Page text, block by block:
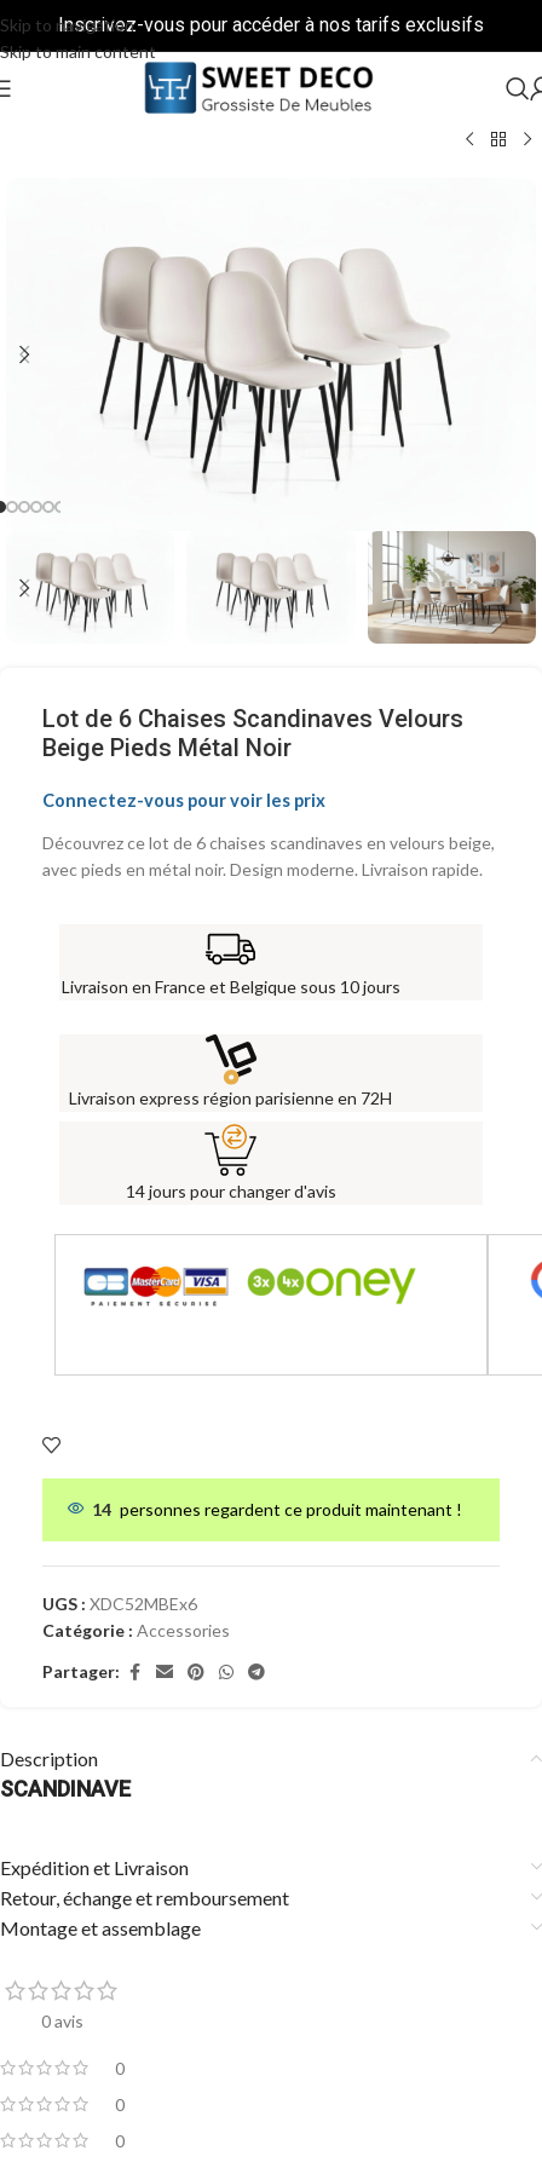
Skip to navigation
Skip to main content
Inscrivez-vous pour accéder à nos tarifs exclusifs
Lot de 6 Chaises Scandinaves Velours
Beige Pieds Métal Noir
Connectez-vous pour voir les prix
Découvrez ce lot de 6 chaises scandinaves en velours beige,
avec pieds en métal noir. Design moderne. Livraison rapide.
Livraison en France et Belgique sous 10 jours
Livraison express région parisienne en 72H
14 jours pour changer d'avis
14 personnes regardent ce produit maintenant !
UGS : XDC52MBEx6
Catégorie : Accessories
Partager:
Description
SCANDINAVE
Expédition et Livraison
Retour, échange et remboursement
Montage et assemblage
0 avis
0
0
0